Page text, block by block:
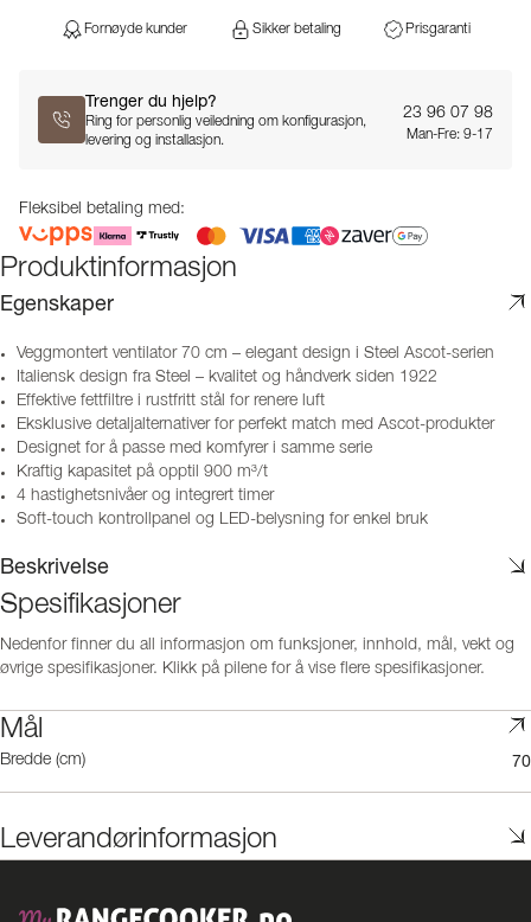
Fornøyde kunder Sikker betaling Prisgaranti
Trenger du hjelp?
Ring for personlig veiledning om konfigurasjon,
levering og installasjon.
23 96 07 98
Man-Fre: 9-17
Fleksibel betaling med:
Produktinformasjon
Egenskaper
Veggmontert ventilator 70 cm – elegant design i Steel Ascot-serien
Italiensk design fra Steel – kvalitet og håndverk siden 1922
Effektive fettfiltre i rustfritt stål for renere luft
Eksklusive detaljalternativer for perfekt match med Ascot-produkter
Designet for å passe med komfyrer i samme serie
Kraftig kapasitet på opptil 900 m³/t
4 hastighetsnivåer og integrert timer
Soft-touch kontrollpanel og LED-belysning for enkel bruk
Beskrivelse
Spesifikasjoner
Nedenfor finner du all informasjon om funksjoner, innhold, mål, vekt og
øvrige spesifikasjoner. Klikk på pilene for å vise flere spesifikasjoner.
Mål
Bredde (cm) 70
Leverandørinformasjon